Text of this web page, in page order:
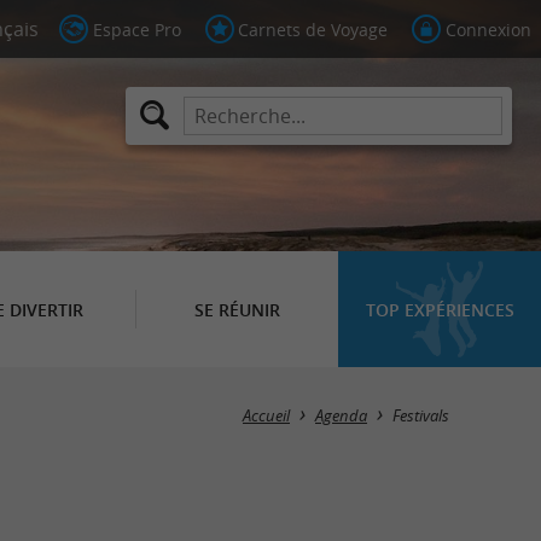
Espace Pro Carnets de Voyage Connexion
DIVERTIR SE RÉUNIR TOP EXPÉRIENCES
Masquer la carte
Accueil Agenda Festivals